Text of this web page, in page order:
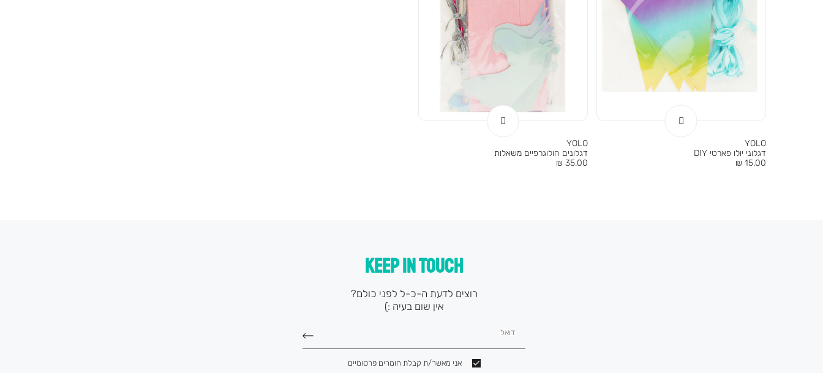
YOLO
דגלוני יולו פארטי DIY
מחיר
15.00 ₪
YOLO
דגלונים הולוגרפיים משאלות
מחיר
35.00 ₪
KEEP IN TOUCH
רוצים לדעת ה-כ-ל לפני כולם?
אין שום בעיה :)
דואל
אני מאשר/ת קבלת חומרים פרסומיים